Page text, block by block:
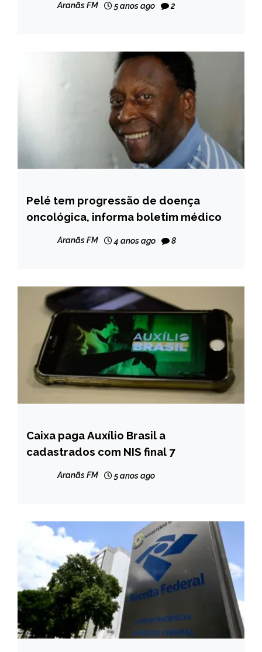
comorbidades fazem parte do grupo
Aranãs FM 5 anos ago 2
BRASIL
NOTÍCIAS
Pelé tem progressão de doença
oncológica, informa boletim médico
Aranãs FM 4 anos ago 8
BRASIL
NOTÍCIAS
Caixa paga Auxílio Brasil a
cadastrados com NIS final 7
Aranãs FM 5 anos ago